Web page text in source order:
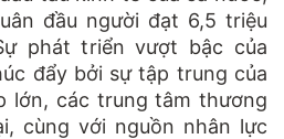
đầu người đạt 6,5 triệu
phát triển vượt bậc của
đẩy bởi sự tập trung của
lớn, các trung tâm thương
cùng với nguồn nhân lực